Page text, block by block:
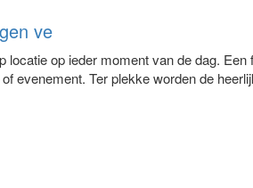
ve
op ieder moment van de dag. Een
evenement. Ter plekke worden de